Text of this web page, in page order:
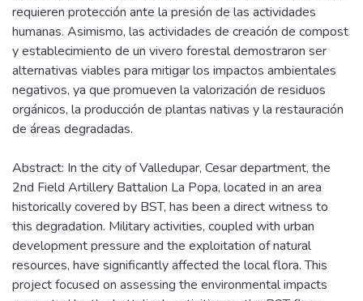
requieren protección ante la presión de las actividades
humanas. Asimismo, las actividades de creación de compost
y establecimiento de un vivero forestal demostraron ser
alternativas viables para mitigar los impactos ambientales
negativos, ya que promueven la valorización de residuos
orgánicos, la producción de plantas nativas y la restauración
de áreas degradadas.
Abstract: In the city of Valledupar, Cesar department, the
2nd Field Artillery Battalion La Popa, located in an area
historically covered by BST, has been a direct witness to
this degradation. Military activities, coupled with urban
development pressure and the exploitation of natural
resources, have significantly affected the local flora. This
project focused on assessing the environmental impacts